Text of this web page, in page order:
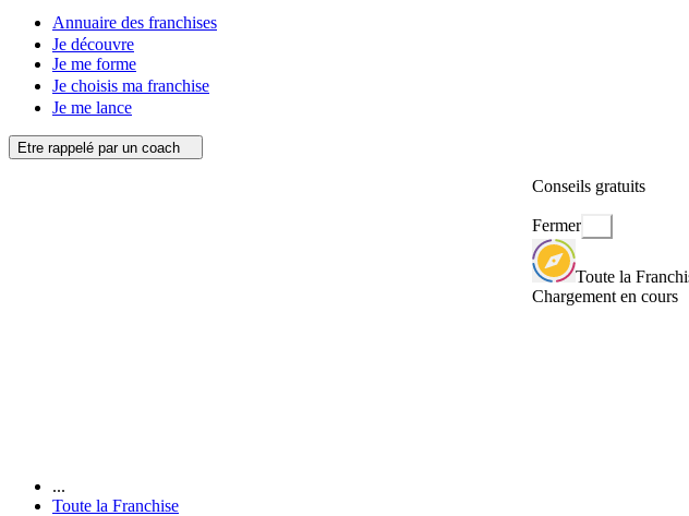
Annuaire des franchises
Je découvre
Je me forme
Je choisis ma franchise
Je me lance
Etre rappelé par un coach
Conseils gratuits
Fermer
Toute la
Chargement en cours
...
Toute la Franchise